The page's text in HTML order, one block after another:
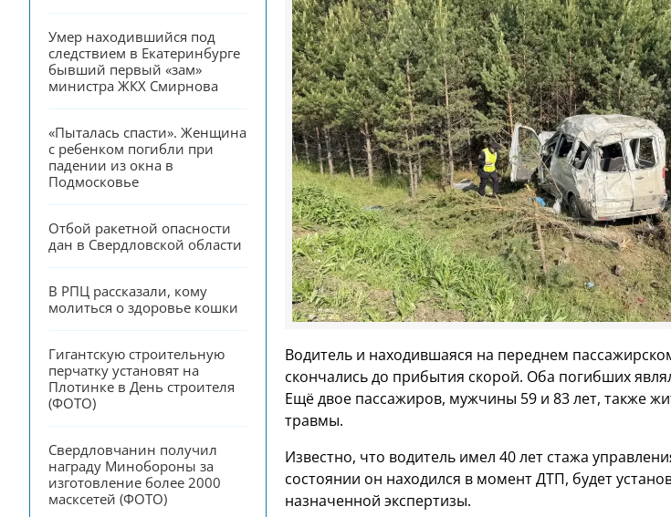
Умер находившийся под
следствием в Екатеринбурге
бывший первый «зам»
министра ЖКХ Смирнова
«Пыталась спасти». Женщина
с ребенком погибли при
падении из окна в
Подмосковье
Отбой ракетной опасности
дан в Свердловской области
В РПЦ рассказали, кому
молиться о здоровье кошки
Гигантскую строительную
перчатку установят на
Плотинке в День строителя
(ФОТО)
Свердловчанин получил
награду Минобороны за
изготовление более 2000
масксетей (ФОТО)
Водитель и находившаяся на переднем
скончались до прибытия скорой. Оба погибших
Ещё двое пассажиров, мужчины 59 и 83 лет, также
травмы.
Известно, что водитель имел 40 лет стажа
состоянии он находился в момент ДТП, будет
назначенной экспертизы.